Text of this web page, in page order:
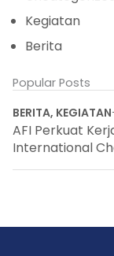
Kegiatan
Berita
Popular Posts
BERITA, KEGIATAN
AFI Perkuat
International